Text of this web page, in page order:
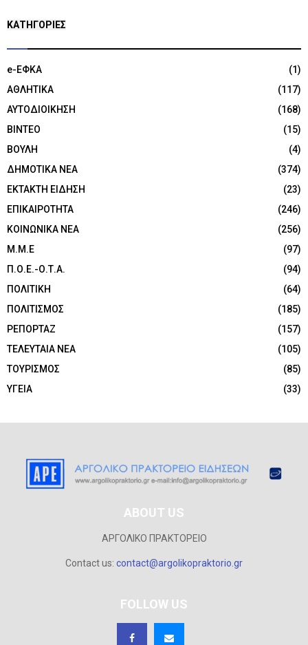
KΑΤΗΓΟΡΊΕΣ
e-ΕΦΚΑ
(1)
ΑΘΛΗΤΙΚΑ
(117)
ΑΥΤΟΔΙΟΙΚΗΣΗ
(168)
ΒΙΝΤΕΟ
(15)
ΒΟΥΛΗ
(4)
ΔΗΜΟΤΙΚΑ ΝΕΑ
(374)
ΕΚΤΑΚΤΗ ΕΙΔΗΣΗ
(23)
ΕΠΙΚΑΙΡΟΤΗΤΑ
(246)
ΚΟΙΝΩΝΙΚΑ ΝΕΑ
(256)
Μ.Μ.Ε
(97)
Π.Ο.Ε.-Ο.Τ.Α.
(94)
ΠΟΛΙΤΙΚΗ
(64)
ΠΟΛΙΤΙΣΜΟΣ
(185)
ΡΕΠΟΡΤΑΖ
(157)
ΤΕΛΕΥΤΑΙΑ ΝΕΑ
(105)
ΤΟΥΡΙΣΜΟΣ
(85)
ΥΓΕΙΑ
(33)
ABOUT US
ΑΡΓΟΛΙΚΟ ΠΡΑΚΤΟΡΕΙΟ
Contact us: contact@argolikopraktorio.gr
FOLLOW US